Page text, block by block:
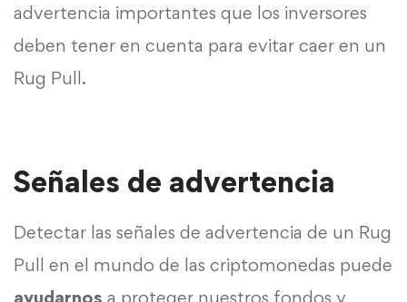
advertencia importantes que los inversores
deben tener en cuenta para evitar caer en un
Rug Pull.
Señales de advertencia
Detectar las señales de advertencia de un Rug
Pull en el mundo de las criptomonedas puede
ayudarnos a proteger nuestros fondos y